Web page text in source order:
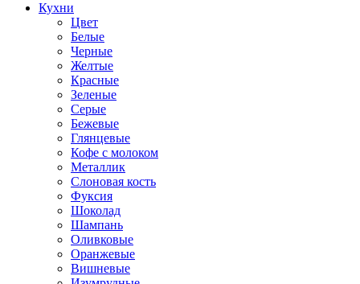
Кухни
Цвет
Белые
Черные
Желтые
Красные
Зеленые
Серые
Бежевые
Глянцевые
Кофе с молоком
Металлик
Слоновая кость
Фуксия
Шоколад
Шампань
Оливковые
Оранжевые
Вишневые